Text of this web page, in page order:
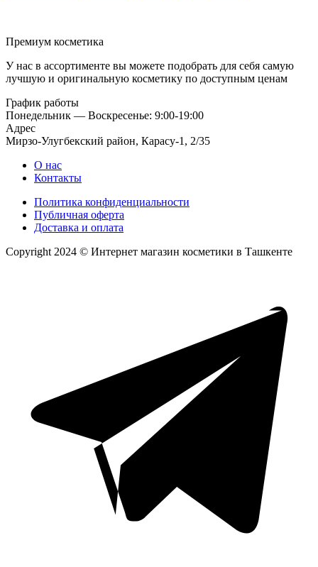
Премиум косметика
У нас в ассортименте вы можете подобрать для себя самую
лучшую и оригинальную косметику по доступным ценам
График работы
Понедельник — Воскресенье: 9:00-19:00
Адрес
Мирзо-Улугбекский район, Карасу-1, 2/35
О нас
Контакты
Политика конфиденциальности
Публичная оферта
Доставка и оплата
Copyright 2024 © Интернет магазин косметики в Ташкенте